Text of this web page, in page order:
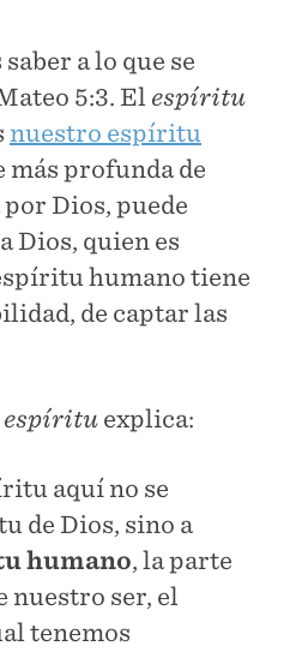
a lo que se
5:3. El espíritu
nuestro espíritu
más profunda de
Dios, puede
Dios, quien es
humano tiene
de captar las
espíritu explica:
aquí no se
de Dios, sino a
humano, la parte
nuestro ser, el
tenemos